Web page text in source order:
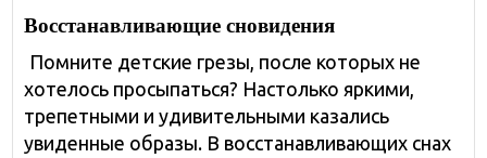
Восстанавливающие сновидения
Помните детские грезы, после которых не
хотелось просыпаться? Настолько яркими,
трепетными и удивительными казались
увиденные образы. В восстанавливающих снах